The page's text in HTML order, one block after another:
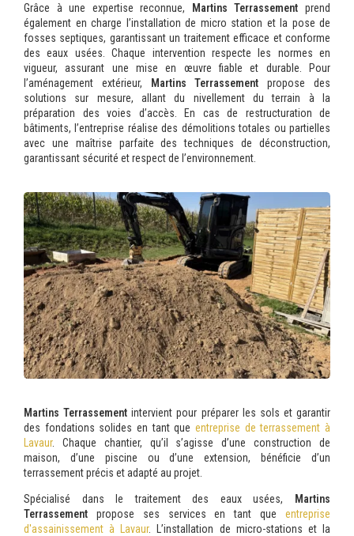
Grâce à une expertise reconnue, Martins Terrassement prend
également en charge l’installation de micro station et la pose de
fosses septiques, garantissant un traitement efficace et conforme
des eaux usées. Chaque intervention respecte les normes en
vigueur, assurant une mise en œuvre fiable et durable. Pour
l’aménagement extérieur, Martins Terrassement propose des
solutions sur mesure, allant du nivellement du terrain à la
préparation des voies d’accès. En cas de restructuration de
bâtiments, l’entreprise réalise des démolitions totales ou partielles
avec une maîtrise parfaite des techniques de déconstruction,
garantissant sécurité et respect de l’environnement.
Martins Terrassement intervient pour préparer les sols et garantir
des fondations solides en tant que entreprise de terrassement à
Lavaur. Chaque chantier, qu’il s’agisse d’une construction de
maison, d’une piscine ou d’une extension, bénéficie d’un
terrassement précis et adapté au projet.
Spécialisé dans le traitement des eaux usées, Martins
Terrassement propose ses services en tant que entreprise
d'assainissement à Lavaur. L’installation de micro-stations et la